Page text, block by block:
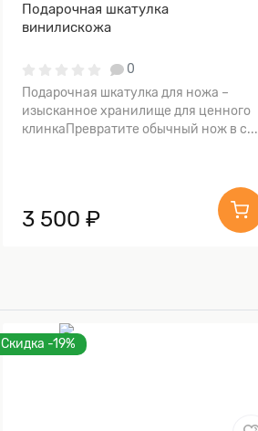
Подарочная шкатулка
винилискожа
0
Подарочная шкатулка для ножа –
изысканное хранилище для ценного
клинкаПревратите обычный нож в с...
3 500 ₽
Скидка -19%